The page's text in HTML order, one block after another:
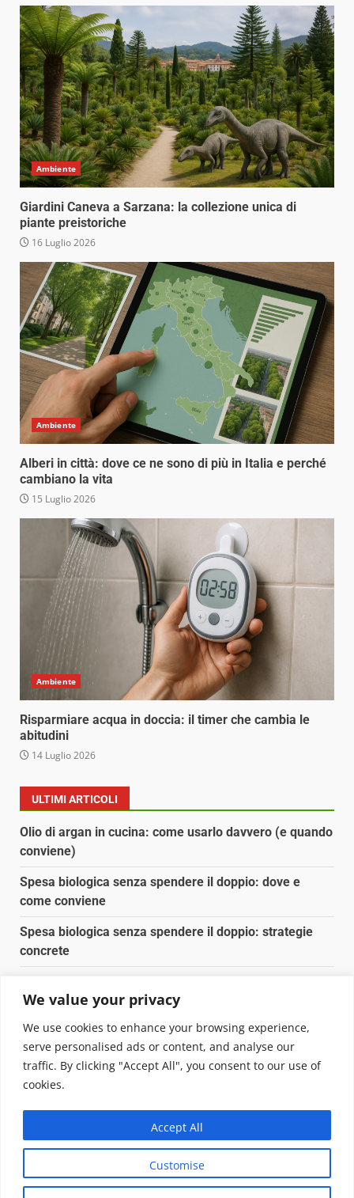
We value your privacy
We use cookies to enhance your browsing experience,
serve personalised ads or content, and analyse our
traffic. By clicking "Accept All", you consent to our use of
cookies.
Customise
Accept All
Ambiente
Giardini Caneva a Sarzana: la collezione unica di
piante preistoriche
16 Luglio 2026
Ambiente
Alberi in città: dove ce ne sono di più in Italia e perché
cambiano la vita
15 Luglio 2026
Ambiente
Risparmiare acqua in doccia: il timer che cambia le
abitudini
14 Luglio 2026
ULTIMI ARTICOLI
Olio di argan in cucina: come usarlo davvero (e quando
conviene)
Spesa biologica senza spendere il doppio: dove e
come conviene
Spesa biologica senza spendere il doppio: strategie
concrete
Pulizia naturale della casa: 3 ingredienti che
sostituiscono 10 prodotti chimici
Copyright © 2025 Biopianeta.it proprietà di Jws Media
Questo blog non è una testata giornalistica, in quanto
viene aggiornato senza alcuna periodicità. Non può
pertanto considerarsi un prodotto editoriale ai sensi
della legge n. 62 del 07.03.2001|DarkNewsvon AF
themes.